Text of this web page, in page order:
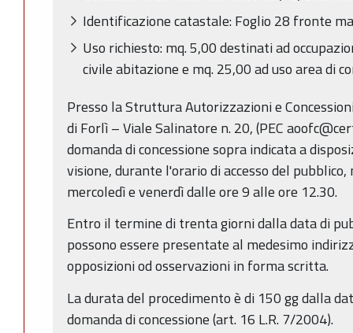
Identificazione catastale: Foglio 28 fronte
Uso richiesto: mq. 5,00 destinati ad
civile abitazione e mq. 25,00 ad uso area di
Presso la Struttura Autorizzazioni e
di Forlì – Viale Salinatore n. 20, (PEC
domanda di concessione sopra indicata a
visione, durante l'orario di accesso del
mercoledì e venerdì dalle ore 9 alle ore 12.30.
Entro il termine di trenta giorni dalla data di
possono essere presentate al medesimo
opposizioni od osservazioni in forma scritta.
La durata del procedimento è di 150 gg dalla
domanda di concessione (art. 16 L.R. 7/2004).